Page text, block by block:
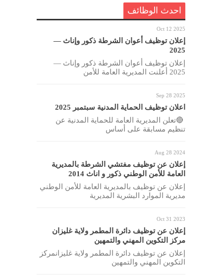
احدث الوظائف
Oct 12 2025
إعلان توظيف أعوان الشرطة ذكور وإناث —
2025
إعلان توظيف أعوان الشرطة ذكور وإناث —
2025 أعلنت المديرية العامة للأمن
Sep 28 2025
اعلان توظيف الحماية المدنية سبتمبر 2025
🔴تعلن المديرية العامة للحماية المدنية عن
تنظيم مسابقة على أساس
Aug 28 2024
إعلان عن توظيف مفتشي الشرطة بالمديرية
العامة للأمن الوطني ذكور و اناث 2014
إعلان عن توظيف بالمديرية العامة للأمن الوطني
مديرية الموارد البشرية المديرية
Oct 31 2023
إعلان عن توظيف دائرة المطمر ولاية غليزان
مركز التكوين المهني والتمهين
إعلان عن توظيف دائرة المطمر ولاية غليزانمركز
التكوين المهني والتمهين